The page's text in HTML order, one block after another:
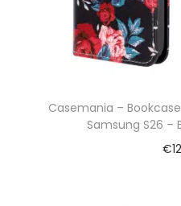
Casemania –
Samsung S26 –
€